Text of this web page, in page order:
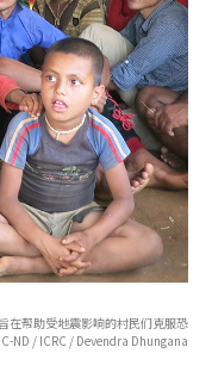
在帮助受地震影响的村民们克服恐
ND / ICRC / Devendra Dhungana